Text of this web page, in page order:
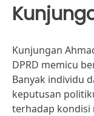
Kunjungan
DPRD memicu
Banyak individu
keputusan
terhadap kondisi